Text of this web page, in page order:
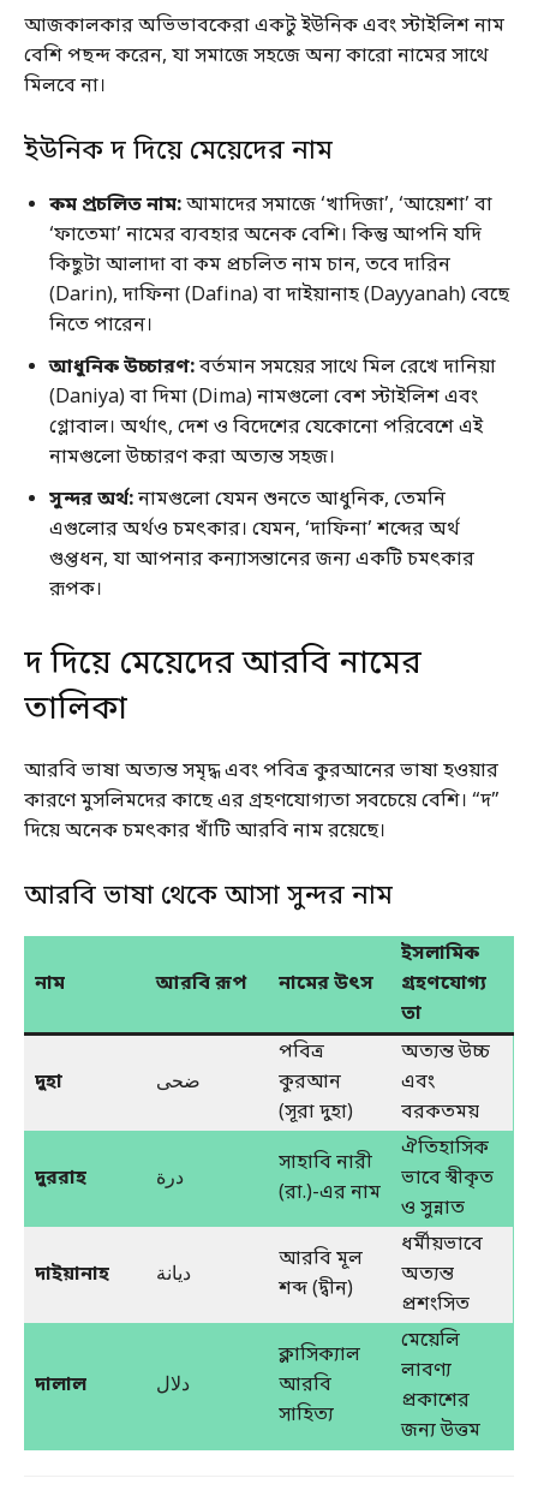
আজকালকার অভিভাবকেরা একটু ইউনিক এবং স্টাইলিশ নাম
বেশি পছন্দ করেন, যা সমাজে সহজে অন্য কারো নামের সাথে
মিলবে না।
ইউনিক দ দিয়ে মেয়েদের নাম
কম প্রচলিত নাম:আমাদের সমাজে ‘খাদিজা’, ‘আয়েশা’ বা
‘ফাতেমা’ নামের ব্যবহার অনেক বেশি। কিন্তু আপনি যদি
কিছুটা আলাদা বা কম প্রচলিত নাম চান, তবে দারিন
(Darin), দাফিনা (Dafina) বা দাইয়ানাহ (Dayyanah) বেছে
নিতে পারেন।
আধুনিক উচ্চারণ:বর্তমান সময়ের সাথে মিল রেখে দানিয়া
(Daniya) বা দিমা (Dima) নামগুলো বেশ স্টাইলিশ এবং
গ্লোবাল। অর্থাৎ, দেশ ও বিদেশের যেকোনো পরিবেশে এই
নামগুলো উচ্চারণ করা অত্যন্ত সহজ।
সুন্দর অর্থ:নামগুলো যেমন শুনতে আধুনিক, তেমনি
এগুলোর অর্থও চমৎকার। যেমন, ‘দাফিনা’ শব্দের অর্থ
গুপ্তধন, যা আপনার কন্যাসন্তানের জন্য একটি চমৎকার
রূপক।
দ দিয়ে মেয়েদের আরবি নামের
তালিকা
আরবি ভাষা অত্যন্ত সমৃদ্ধ এবং পবিত্র কুরআনের ভাষা হওয়ার
কারণে মুসলিমদের কাছে এর গ্রহণযোগ্যতা সবচেয়ে বেশি। “দ”
দিয়ে অনেক চমৎকার খাঁটি আরবি নাম রয়েছে।
আরবি ভাষা থেকে আসা সুন্দর নাম
নাম আরবি রূপ নামের উৎস
ইসলামিক
গ্রহণযোগ্য
তা
দুহা ضحى
পবিত্র
কুরআন
(সূরা দুহা)
অত্যন্ত উচ্চ
এবং
বরকতময়
দুররাহ درة
সাহাবি নারী
(রা.)-এর নাম
ঐতিহাসিক
ভাবে স্বীকৃত
ও সুন্নাত
দাইয়ানাহ ديانة
আরবি মূল
শব্দ (দ্বীন)
ধর্মীয়ভাবে
অত্যন্ত
প্রশংসিত
দালাল دلال
ক্লাসিক্যাল
আরবি
সাহিত্য
মেয়েলি
লাবণ্য
প্রকাশের
জন্য উত্তম